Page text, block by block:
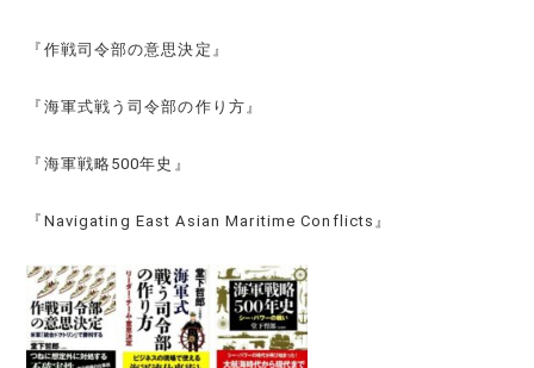
『作戦司令部の意思決定』
『海軍式戦う司令部の作り方』
『海軍戦略500年史』
『Navigating East Asian Maritime Conflicts』